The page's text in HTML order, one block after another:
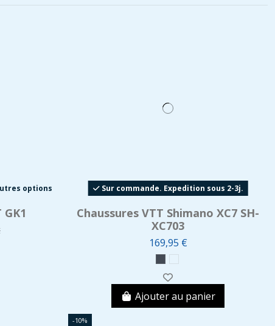
options Sur commande. Expedition sous 2-3j.
Chaussures VTT Shimano XC7 SH-
XC703
169,95 €
Ajouter au panier
-10%